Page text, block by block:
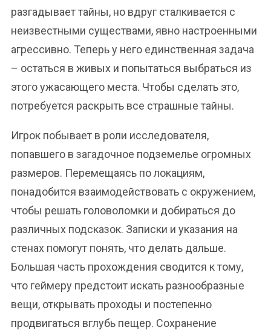
разгадывает тайны, но вдруг сталкивается с
неизвестными существами, явно настроенными
агрессивно. Теперь у него единственная задача
– остаться в живых и попытаться выбраться из
этого ужасающего места. Чтобы сделать это,
потребуется раскрыть все страшные тайны.
Игрок побывает в роли исследователя,
попавшего в загадочное подземелье огромных
размеров. Перемещаясь по локациям,
понадобится взаимодействовать с окружением,
чтобы решать головоломки и добираться до
различных подсказок. Записки и указания на
стенах помогут понять, что делать дальше.
Большая часть прохождения сводится к тому,
что геймеру предстоит искать разнообразные
вещи, открывать проходы и постепенно
продвигаться вглубь пещер. Сохранение